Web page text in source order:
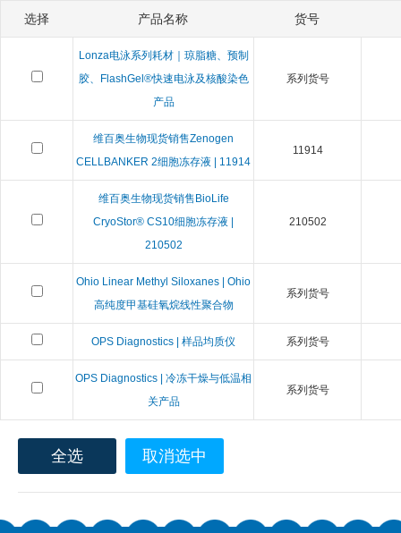
选择 产品名称 货号
Lonza电泳系列耗材｜琼脂糖、预制
胶、FlashGel®快速电泳及核酸染色
产品
系列货号
维百奥生物现货销售Zenogen
CELLBANKER 2细胞冻存液 | 11914
11914
维百奥生物现货销售BioLife
CryoStor® CS10细胞冻存液 |
210502
210502
Ohio Linear Methyl Siloxanes | Ohio
高纯度甲基硅氧烷线性聚合物
系列货号
OPS Diagnostics | 样品均质仪 系列货号
OPS Diagnostics | 冷冻干燥与低温相
关产品
系列货号
全选 取消选中